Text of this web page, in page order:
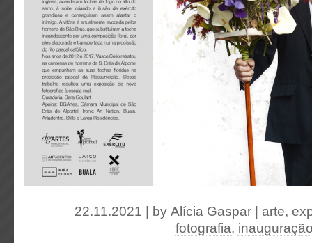
22.11.2021 | by Alícia Gaspar arte,
fotografia,